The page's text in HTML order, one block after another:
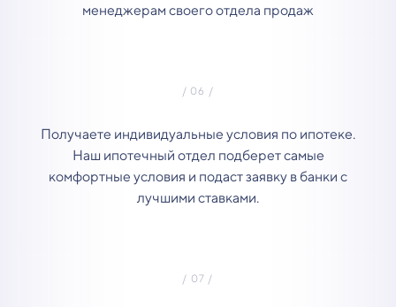
менеджерам своего отдела продаж
Получаете индивидуальные условия по ипотеке.
Наш ипотечный отдел подберет самые
комфортные условия и подаст заявку в банки с
лучшими ставками.